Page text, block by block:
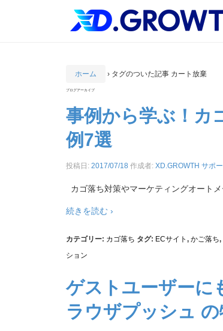
ホーム › タグのついた記事 カート放棄
ブログアーカイブ
事例から学ぶ！カ
例7選
投稿日: 2017/07/18 作成者: XD.GROWTH サポ
カゴ落ち対策やマーケティングオート
続きを読む ›
カテゴリー: カゴ落ち タグ: ECサイト , かご落ち,
ション
ゲストユーザーに
ラウザプッシュ